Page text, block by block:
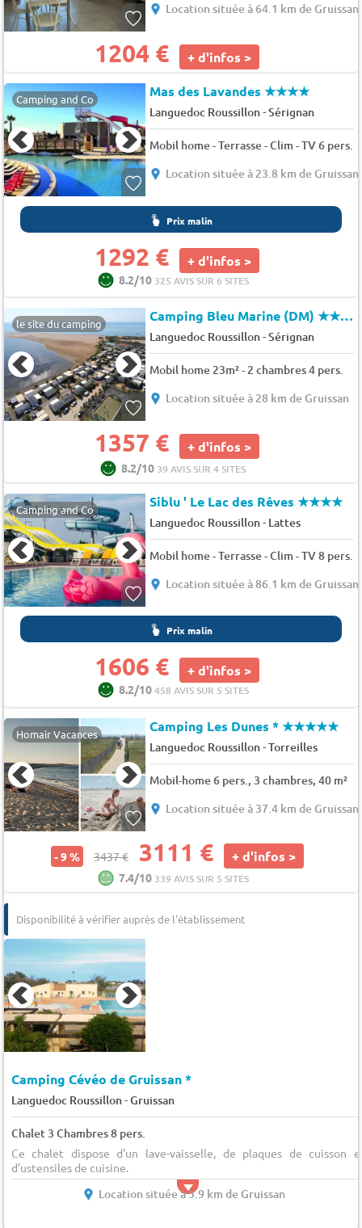
Location située à 64.1 km de Gruissan
1204 € + d'infos >
Camping and Co Mas des Lavandes★★★★
Languedoc Roussillon-Sérignan
Mobil home - Terrasse - Clim - TV 6 pers.
Location située à 23.8 km de Gruissan
Prix malin
1292 € + d'infos >
8.2/10 325 AVIS SUR 6 SITES
le site du camping Camping Bleu Marine (DM)★★★★
Languedoc Roussillon-Sérignan
Mobil home 23m² - 2 chambres 4 pers.
Location située à 28 km de Gruissan
1357 € + d'infos >
8.2/10 39 AVIS SUR 4 SITES
Camping and Co Siblu ' Le Lac des Rêves★★★★
Languedoc Roussillon- Lattes
Mobil home - Terrasse - Clim - TV 8 pers.
Location située à 86.1 km de Gruissan
Prix malin
1606 € + d'infos >
8.2/10458 AVIS SUR 5 SITES
Homair Vacances Camping Les Dunes *★★★★★
Languedoc Roussillon-Torreilles
Mobil-home 6 pers., 3 chambres, 40 m²
Location située à 37.4 km de Gruissan
- 9 % 3437 € 3111 € + d'infos >
7.4/10 339 AVIS SUR 5 SITES
Disponibilité à vérifier auprès de l'établissement
Camping Cévéo de Gruissan *
Languedoc Roussillon-Gruissan
Chalet 3 Chambres 8 pers.
Ce chalet dispose d'un lave-vaisselle, de plaques de cuisson
d'ustensiles de cuisine.
Location située à 5.9 km de Gruissan